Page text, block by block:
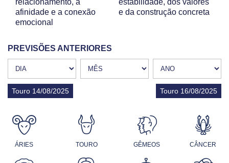
afinidade e a conexão
emocional
e da construção concreta
PREVISÕES ANTERIORES
Touro 14/08/2025 Touro 16/08/2025
ÁRIES TOURO GÊMEOS CÂNCER